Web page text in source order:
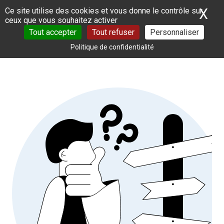
Panneau de gestion des cookies
Ce site utilise des cookies et vous donne le contrôle sur
ceux que vous souhaitez activer
Tout accepter
Tout refuser Personnaliser
Politique de confidentialité
X